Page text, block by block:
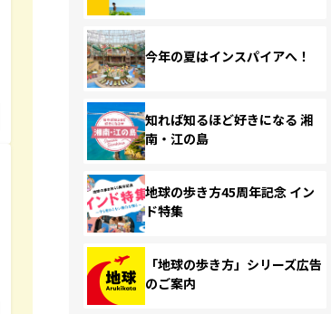
今年の夏はインスパイアへ！
知れば知るほど好きになる 湘
南・江の島
地球の歩き方45周年記念 イン
ド特集
「地球の歩き方」シリーズ広告
のご案内